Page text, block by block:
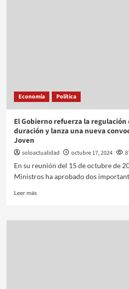
Economía Política
El Gobierno refuerza la
duración y lanza una nueva
Joven
soloactualidad octubre 17, 2024
En su reunión del 15 de octubre de
Ministros ha aprobado dos
Leer más